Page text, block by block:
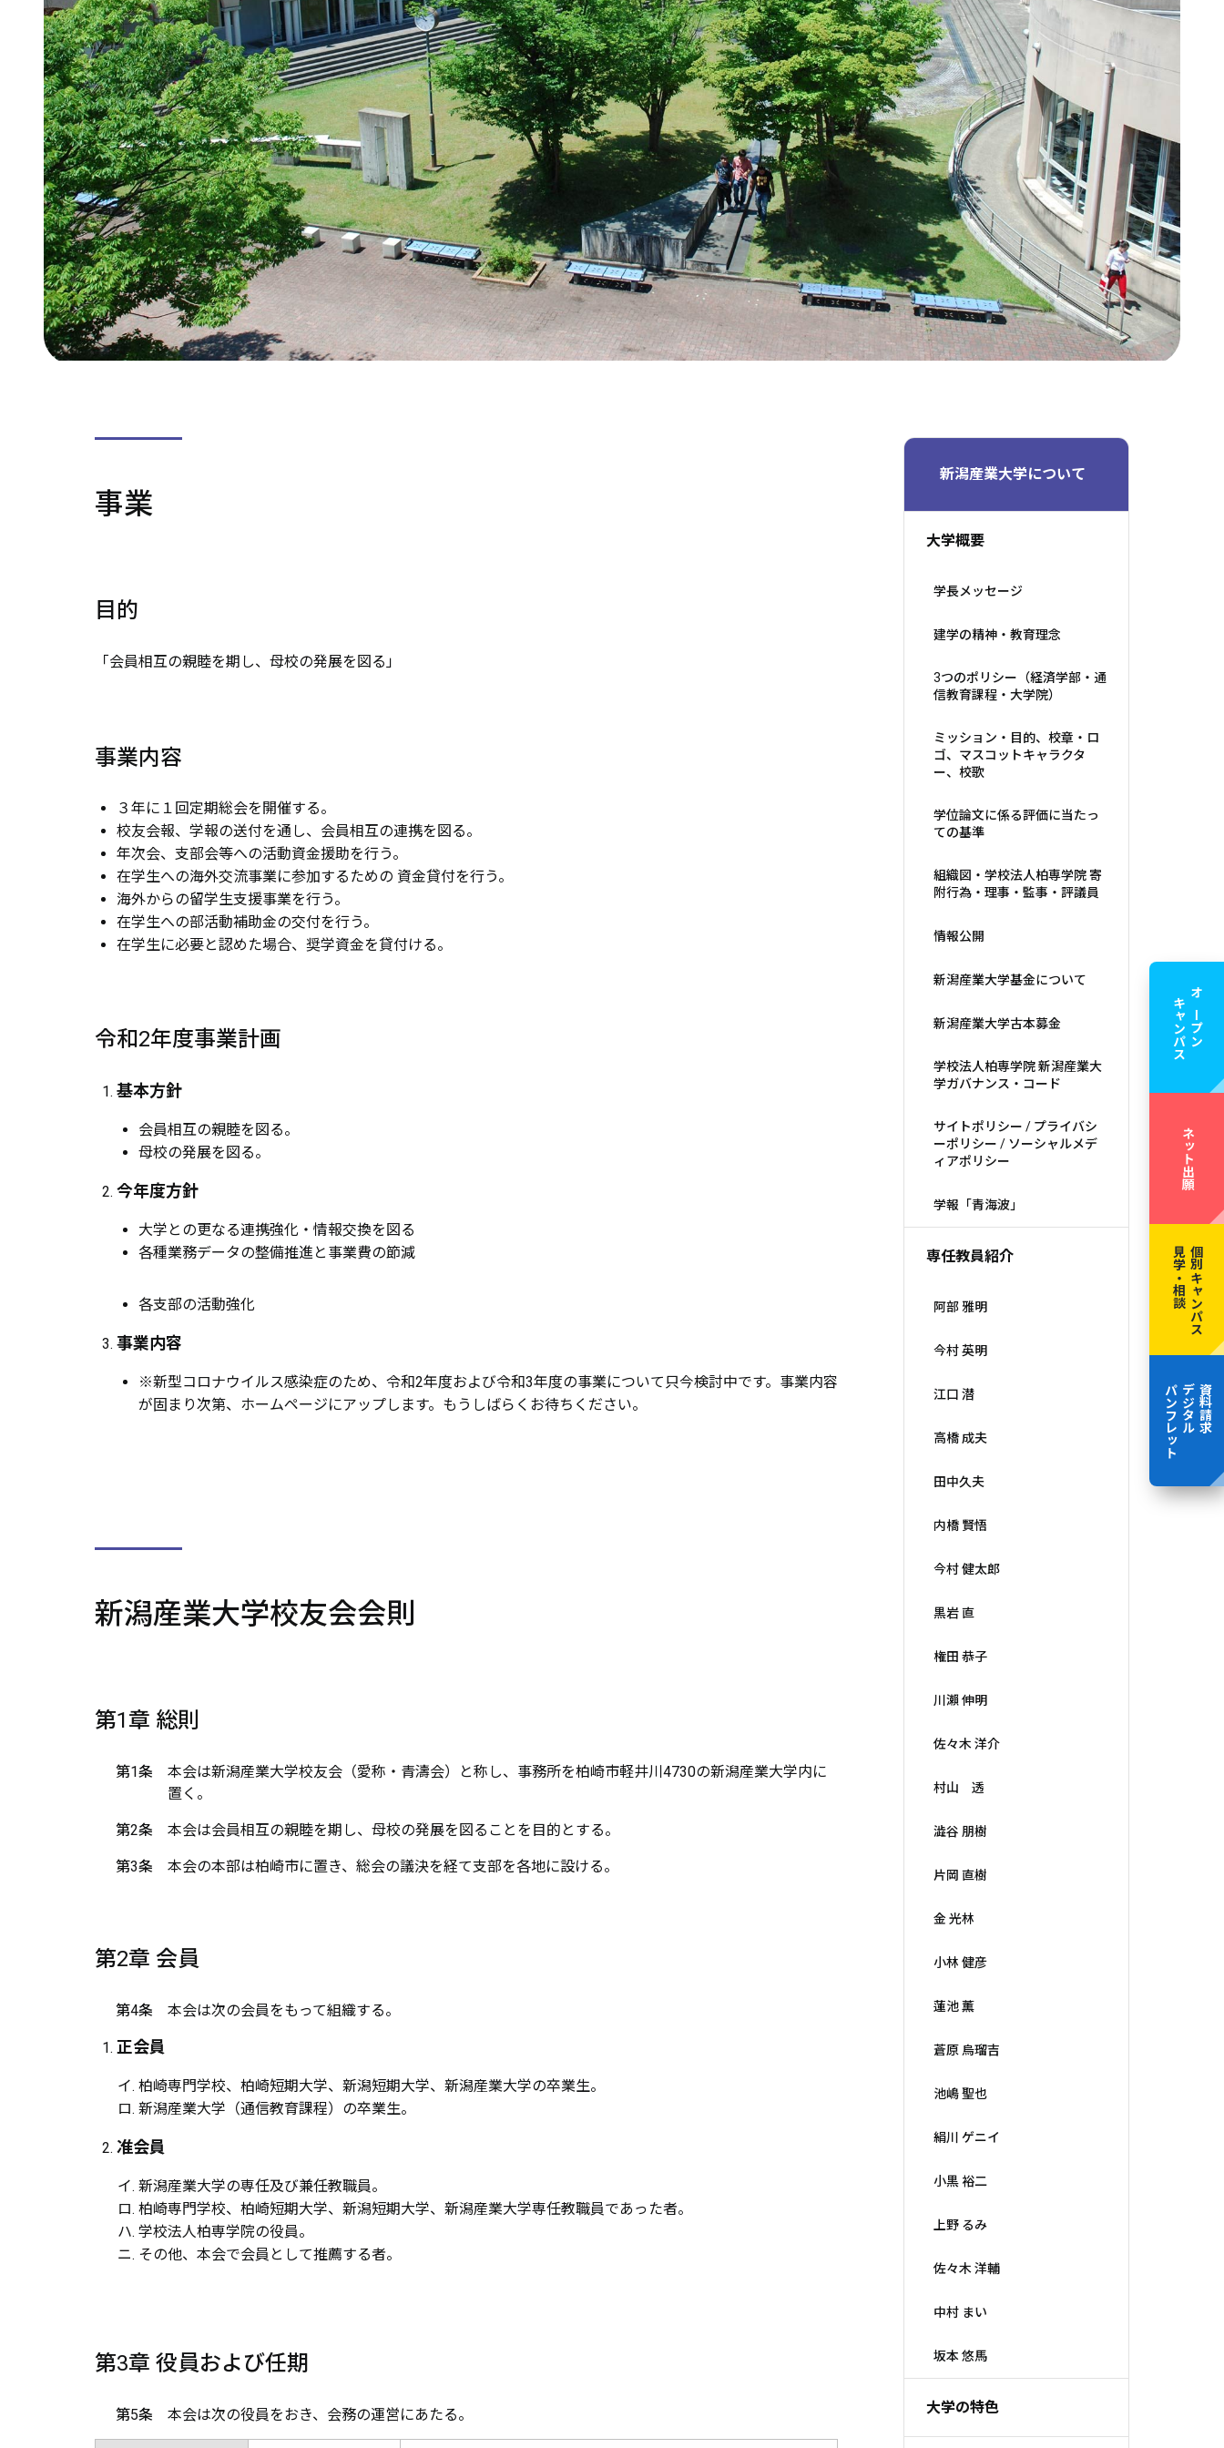
オープン
キャンパス
ネット出願
個別キャンパス
見学・相談
資料請求
デジタル
パンフレット
事業
目的
「会員相互の親睦を期し、母校の発展を図る」
事業内容
３年に１回定期総会を開催する。
校友会報、学報の送付を通し、会員相互の連携を図る。
年次会、支部会等への活動資金援助を行う。
在学生への海外交流事業に参加するための 資金貸付を行う。
海外からの留学生支援事業を行う。
在学生への部活動補助金の交付を行う。
在学生に必要と認めた場合、奨学資金を貸付ける。
令和2年度事業計画
基本方針
会員相互の親睦を図る。
母校の発展を図る。
今年度方針
大学との更なる連携強化・情報交換を図る
各種業務データの整備推進と事業費の節減
各支部の活動強化
事業内容
※新型コロナウイルス感染症のため、令和2年度および令和3年度の事業について只今検討中です。事業内容
が固まり次第、ホームページにアップします。もうしばらくお待ちください。
新潟産業大学校友会会則
第1章 総則
第1条
本会は新潟産業大学校友会（愛称・青濤会）と称し、事務所を柏崎市軽井川4730の新潟産業大学内に
置く。
第2条 本会は会員相互の親睦を期し、母校の発展を図ることを目的とする。
第3条 本会の本部は柏崎市に置き、総会の議決を経て支部を各地に設ける。
第2章 会員
第4条 本会は次の会員をもって組織する。
正会員
柏崎専門学校、柏崎短期大学、新潟短期大学、新潟産業大学の卒業生。
新潟産業大学（通信教育課程）の卒業生。
准会員
新潟産業大学の専任及び兼任教職員。
柏崎専門学校、柏崎短期大学、新潟短期大学、新潟産業大学専任教職員であった者。
学校法人柏専学院の役員。
その他、本会で会員として推薦する者。
第3章 役員および任期
第5条 本会は次の役員をおき、会務の運営にあたる。
新潟産業大学について
大学概要
学長メッセージ
建学の精神・教育理念
3つのポリシー（経済学部・通
信教育課程・大学院）
ミッション・目的、校章・ロ
ゴ、マスコットキャラクタ
ー、校歌
学位論文に係る評価に当たっ
ての基準
組織図・学校法人柏専学院 寄
附行為・理事・監事・評議員
情報公開
新潟産業大学基金について
新潟産業大学古本募金
学校法人柏専学院 新潟産業大
学ガバナンス・コード
サイトポリシー / プライバシ
ーポリシー / ソーシャルメデ
ィアポリシー
学報「青海波」
専任教員紹介
阿部 雅明
今村 英明
江口 潜
高橋 成夫
田中久夫
内橋 賢悟
今村 健太郎
黒岩 直
権田 恭子
川瀨 伸明
佐々木 洋介
村山 透
澁谷 朋樹
片岡 直樹
金 光林
小林 健彦
蓮池 薫
蒼原 烏瑠吉
池嶋 聖也
絹川 ゲニイ
小黒 裕二
上野 るみ
佐々木 洋輔
中村 まい
坂本 悠馬
大学の特色